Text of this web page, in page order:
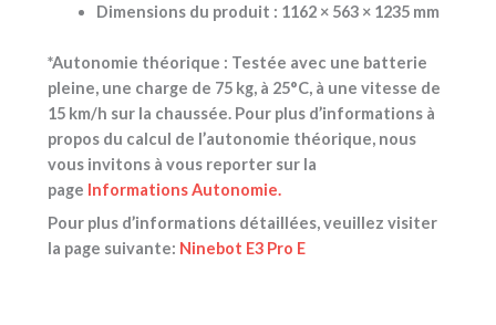
Dimensions du produit : 1162 × 563 × 1235 mm
*Autonomie théorique : Testée avec une batterie
pleine, une charge de 75 kg, à 25°C, à une vitesse de
15 km/h sur la chaussée. Pour plus d’informations à
propos du calcul de l’autonomie théorique, nous
vous invitons à vous reporter sur la
page Informations Autonomie.
Pour plus d’informations détaillées, veuillez visiter
la page suivante: Ninebot E3 Pro E